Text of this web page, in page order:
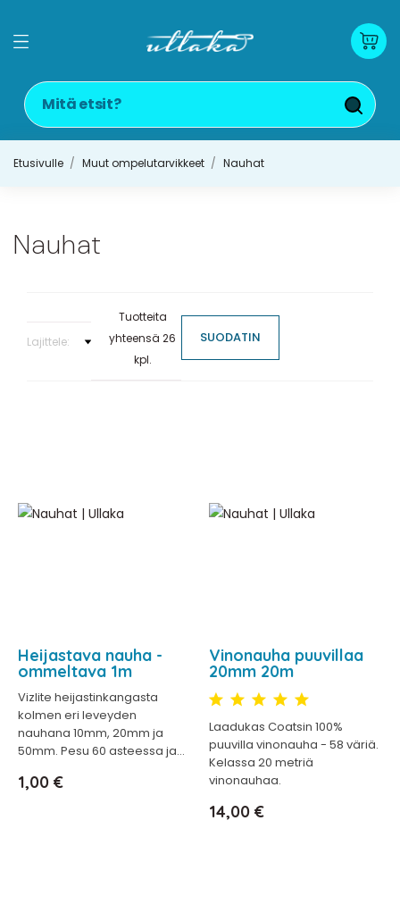
Etusivulle Muut ompelutarvikkeet Nauhat
Nauhat
SUODATIN
Tuotteita
yhteensä 26
kpl.
Lajittele:
Heijastava nauha -
ommeltava 1m
Vizlite heijastinkangasta
kolmen eri leveyden
nauhana 10mm, 20mm ja
50mm. Pesu 60 asteessa ja...
Hinta
1,00 €
Vinonauha puuvillaa
20mm 20m
Laadukas Coatsin 100%
puuvilla vinonauha - 58 väriä.
Kelassa 20 metriä
vinonauhaa.
Hinta
14,00 €